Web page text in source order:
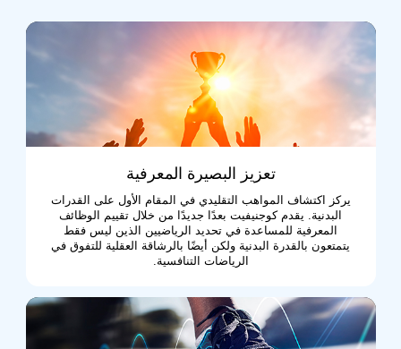
تعزيز البصيرة المعرفية
يركز اكتشاف المواهب التقليدي في المقام الأول على القدرات
البدنية. يقدم كوجنيفيت بعدًا جديدًا من خلال تقييم الوظائف
المعرفية للمساعدة في تحديد الرياضيين الذين ليس فقط
يتمتعون بالقدرة البدنية ولكن أيضًا بالرشاقة العقلية للتفوق في
الرياضات التنافسية.